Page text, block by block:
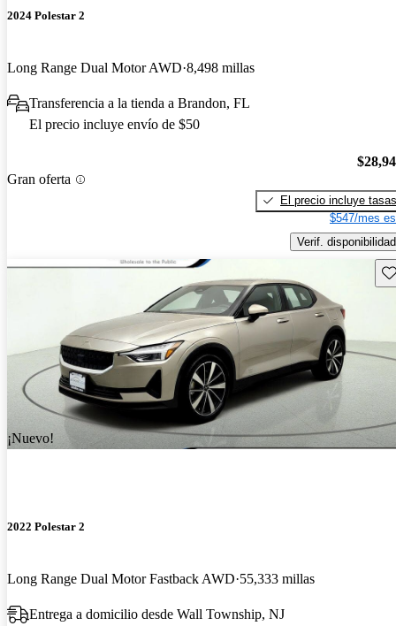
2024 Polestar 2
Long Range Dual Motor AWD 8,498 millas
Transferencia a la tienda a Brandon, FL
El precio incluye envío de $50
Gran oferta
El precio incluye tasas
$547/mes
Verif. disponibilidad
¡Nuevo!
2022 Polestar 2
Long Range Dual Motor Fastback AWD 55,333 millas
Entrega a domicilio desde Wall Township, NJ